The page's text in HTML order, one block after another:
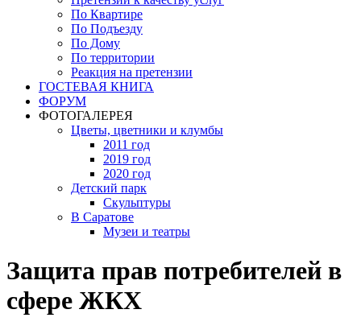
По Квартире
По Подъезду
По Дому
По территории
Реакция на претензии
ГОСТЕВАЯ КНИГА
ФОРУМ
ФОТОГАЛЕРЕЯ
Цветы, цветники и клумбы
2011 год
2019 год
2020 год
Детский парк
Скульптуры
В Саратове
Музеи и театры
Защита прав потребителей в
сфере ЖКХ